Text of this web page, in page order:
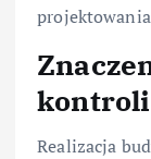
Realizacja